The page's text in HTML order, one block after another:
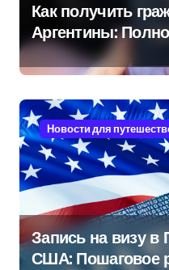
Как получить
Аргентины:
руководство
Новости для
Запись на визу в
США: Пошаговое